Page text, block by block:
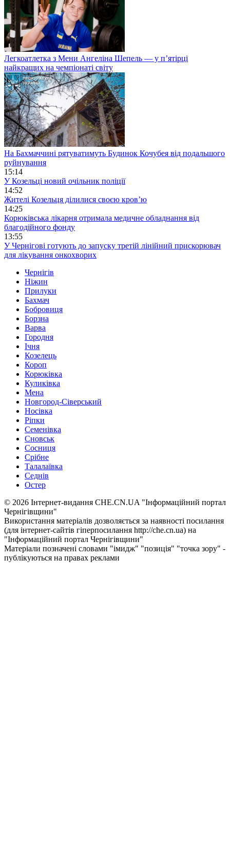
Легкоатлетка з Мени Ангеліна Шепель — у п’ятірці
найкращих на чемпіонаті світу
На Бахмаччині рятуватимуть Будинок Кочубея від подальшого
руйнування
15:14
У Козельці новий очільник поліції
14:52
Жителі Козельця ділилися своєю кров’ю
14:25
Корюківська лікарня отримала медичне обладнання від
благодійного фонду
13:55
У Чернігові готують до запуску третій лінійний прискорювач
для лікування онкохворих
Чернігів
Ніжин
Прилуки
Бахмач
Бобровиця
Борзна
Варва
Городня
Ічня
Козелець
Короп
Корюківка
Куликівка
Мена
Новгород-Сіверський
Носівка
Ріпки
Семенівка
Сновськ
Сосниця
Срібне
Талалаївка
Седнів
Остер
© 2026 Інтернет-видання CHE.CN.UA "Інформаційний портал
Чернiгiвщини"
Використання матеріалів дозволяється за наявності посилання
(для інтернет-сайтів гіперпосилання http://che.cn.ua) на
"Інформаційний портал Чернiгiвщини"
Матеріали позначені словами "імидж" "позиція" "точка зору" -
публікуються на правах реклами